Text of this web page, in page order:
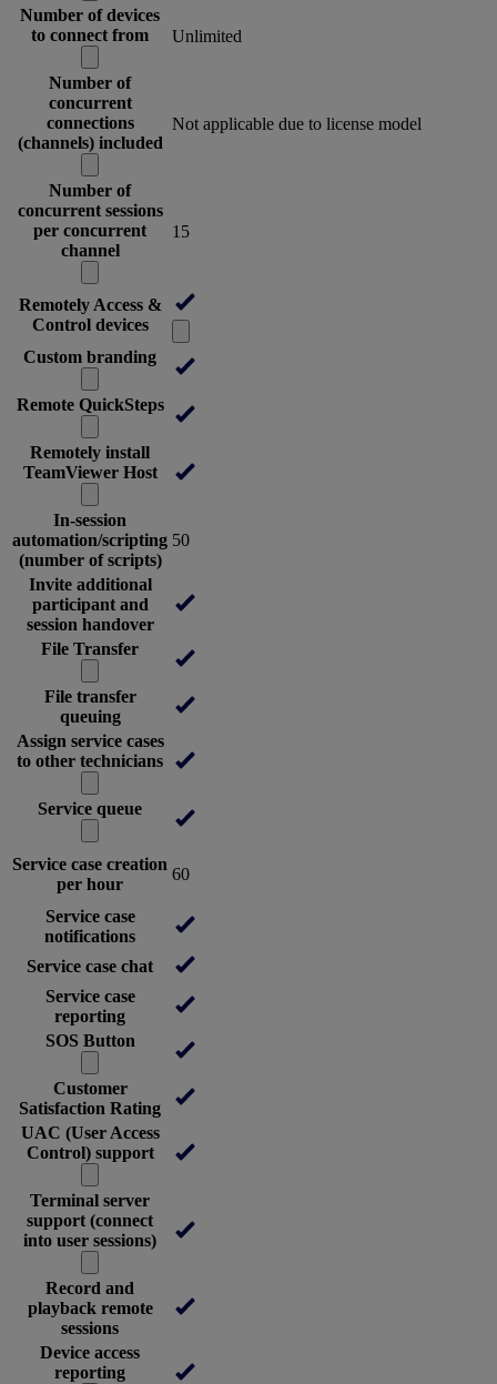
Number of devices
to connect from
Unlimited
Number of
concurrent
connections
(channels) included
Not applicable due to license model
Number of
concurrent sessions
per concurrent
channel
15
Remotely Access &
Control devices
Custom branding
Remote QuickSteps
Remotely install
TeamViewer Host
In-session
automation/scripting
(number of scripts)
50
Invite additional
participant and
session handover
File Transfer
File transfer
queuing
Assign service cases
to other technicians
Service queue
Service case creation
per hour
60
Service case
notifications
Service case chat
Service case
reporting
SOS Button
Customer
Satisfaction Rating
UAC (User Access
Control) support
Terminal server
support (connect
into user sessions)
Record and
playback remote
sessions
Device access
reporting